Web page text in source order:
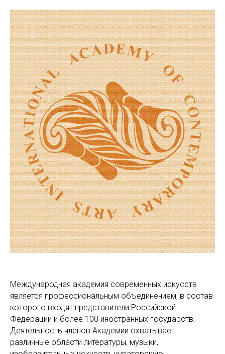
Международная академия современных искусств
является профессиональным объединением, в состав
которого входят представители Российской
Федерации и более 100 иностранных государств.
Деятельность членов Академии охватывает
различные области литературы, музыки,